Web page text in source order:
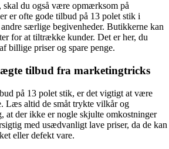
skal du også være opmærksom på
er ofte gode tilbud på 13 polet stik i
særlige begivenheder. Butikkerne kan
for at tiltrække kunder. Det er her, du
billige priser og spare penge.
tilbud fra marketingtricks
på 13 polet stik, er det vigtigt at være
Læs altid de småt trykte vilkår og
at der ikke er nogle skjulte omkostninger
med usædvanligt lave priser, da de kan
eller defekt vare.